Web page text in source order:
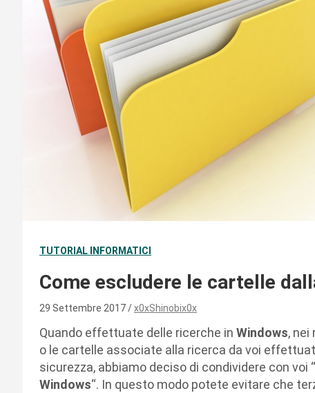
TUTORIAL INFORMATICI
Come escludere le cartelle
29 Settembre 2017 x0xShinobix0x
Quando effettuate delle ricerche in Windows,
o le cartelle associate alla ricerca da voi
sicurezza, abbiamo deciso di condividere con voi “
Windows“. In questo modo potete evitare che